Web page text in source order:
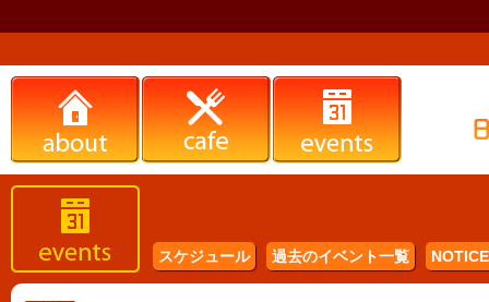
スケジュール 過去のイベント一覧